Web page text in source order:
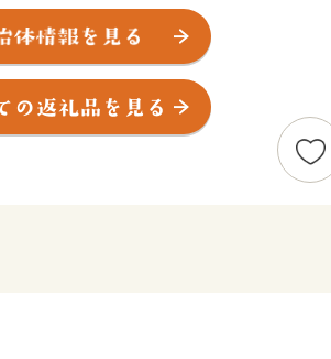
。
漁場に恵まれており、ブリ、イカ、ズ
揚げされ、佐渡島ではカキの養殖が行
す。